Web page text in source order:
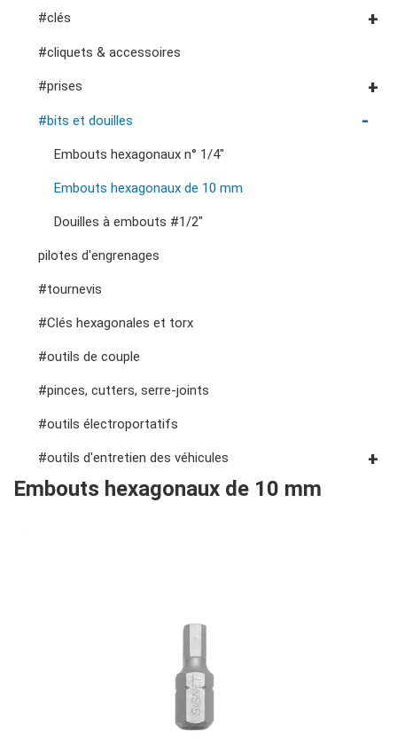
clé à tube et pince multiprise
outils pour fluides et lubrification
chariots à outils
accessoires de rangement
pinces, couteaux, pinces vde
outils de service général vde
#clés
#clés mixtes
#clés à cliquet à double anneau
#clés à fourche doubles
#clés spéciales
#Clés à molette et pinces
#adaptateurs de clés
#cliquets & accessoires
#prises
Douilles #3/8"
Douilles à chocs n° 3/8"
Douilles #1/2"
Impact d'entraînement 1"
#prises de bougies d'allumage
#bits et douilles
Embouts hexagonaux n° 1/4"
Embouts hexagonaux de 10 mm
Douilles à embouts #1/2"
pilotes d'engrenages
#tournevis
#Clés hexagonales et torx
#outils de couple
#pinces, cutters, serre-joints
#outils électroportatifs
#outils d'entretien des véhicules
#outils de service général
Embouts hexagonaux de 10 mm